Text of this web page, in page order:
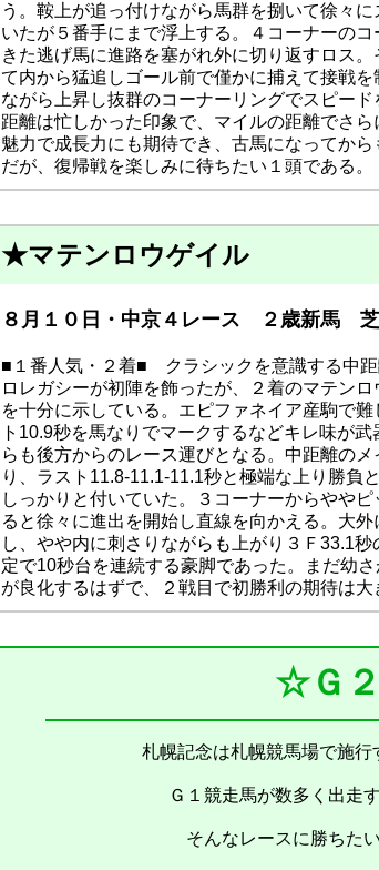
う。鞍上が追っ付けながら馬群を捌いて徐々
いたが５番手にまで浮上する。４コーナーの
きた逃げ馬に進路を塞がれ外に切り返すロス
て内から猛追しゴール前で僅かに捕えて接戦
ながら上昇し抜群のコーナーリングでスピー
距離は忙しかった印象で、マイルの距離でさ
魅力で成長力にも期待でき、古馬になってか
だが、復帰戦を楽しみに待ちたい１頭である。
★マテンロウゲイル
８月１０日・中京４レース ２歳新馬
■１番人気・２着■ クラシックを意識する中
ロレガシーが初陣を飾ったが、２着のマテン
を十分に示している。エピファネイア産駒で
ト10.9秒を馬なりでマークするなどキレ味が
らも後方からのレース運びとなる。中距離の
り、ラスト11.8-11.1-11.1秒と極端な上り勝負
しっかりと付いていた。３コーナーからやや
ると徐々に進出を開始し直線を向かえる。大
し、やや内に刺さりながらも上がり３Ｆ33.1
定で10秒台を連続する豪脚であった。まだ幼
が良化するはずで、２戦目で初勝利の期待は大
☆Ｇ
札幌記念は札幌競馬場で施行
Ｇ１競走馬が数多く出走
そんなレースに勝ちた